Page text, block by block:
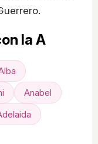
la A
Anabel